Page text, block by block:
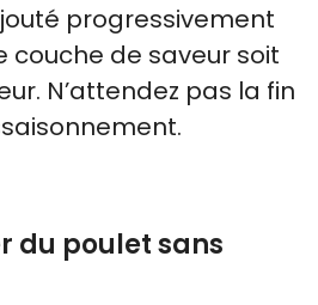
progressivement
couche de saveur soit
N’attendez pas la fin
du poulet sans